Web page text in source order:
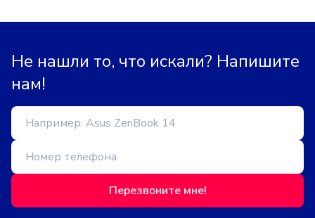
Не нашли то, что искали? Напишите
нам!
Перезвоните мне!